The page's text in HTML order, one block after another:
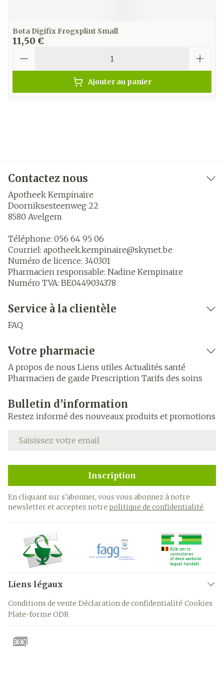
Bota Digifix Frogsplint Small
11,50 €
Ajouter au panier
Contactez nous
Apotheek Kempinaire
Doorniksesteenweg 22
8580 Avelgem
Téléphone: 056 64 95 06
Courriel: apotheek.kempinaire@skynet.be
Numéro de licence: 340301
Pharmacien responsable: Nadine Kempinaire
Numéro TVA: BE0449034378
Service à la clientèle
FAQ
Votre pharmacie
A propos de nous Liens utiles Actualités santé
Pharmacien de garde Prescription Tarifs des soins
Bulletin d’information
Restez informé des nouveaux produits et promotions
Adresse mail
Inscription
En cliquant sur s'abonner, vous vous abonnez à notre
newsletter et acceptez notre politique de confidentialité.
Liens légaux
Conditions de vente Déclaration de confidentialité Cookies
Plate-forme ODR